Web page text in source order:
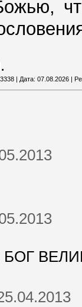
| Дата: 07.08.2026 |